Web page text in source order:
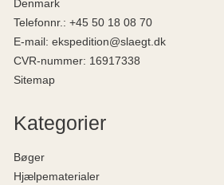
Denmark
Telefonnr. : +45 50 18 08 70
E-mail: ekspedition@slaegt.dk
CVR-nummer: 16917338
Sitemap
Kategorier
Bøger
Hjælpematerialer